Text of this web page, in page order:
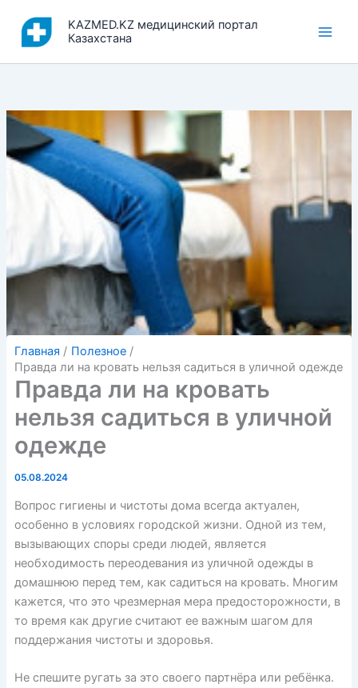
содержимому
KAZMED.KZ медицинский портал
Казахстана
Главная
Полезное
Правда ли на кровать нельзя садиться в уличной одежде
Правда ли на кровать
нельзя садиться в уличной
одежде
05.08.2024
Вопрос гигиены и чистоты дома всегда актуален,
особенно в условиях городской жизни. Одной из тем,
вызывающих споры среди людей, является
необходимость переодевания из уличной одежды в
домашнюю перед тем, как садиться на кровать. Многим
кажется, что это чрезмерная мера предосторожности, в
то время как другие считают ее важным шагом для
поддержания чистоты и здоровья.
Не спешите ругать за это своего партнёра или ребёнка.